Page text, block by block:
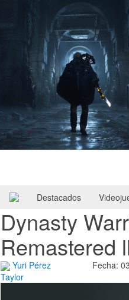
Destacados
Dynasty
Remastered
Yuri Pérez
Taylor
Fecha: